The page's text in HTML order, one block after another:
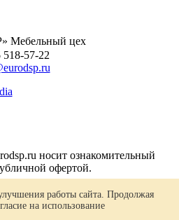
Мебельный цех
518-57-22
носит ознакомительный
офертой.
персональных данных
работы сайта. Продолжая
на использование